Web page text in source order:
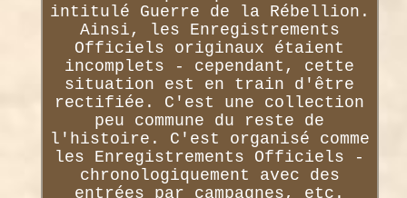
intitulé Guerre de la Rébellion.
Ainsi, les Enregistrements
Officiels originaux étaient
incomplets - cependant, cette
situation est en train d'être
rectifiée. C'est une collection
peu commune du reste de
l'histoire. C'est organisé comme
les Enregistrements Officiels -
chronologiquement avec des
entrées par campagnes, etc.